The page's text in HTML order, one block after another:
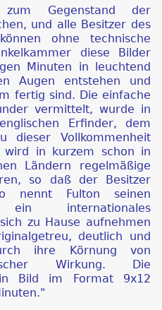
Gegenstand der
und alle Besitzer des
ohne technische
diese Bilder
Minuten in leuchtend
Augen entstehen und
fertig sind. Die einfache
vermittelt, wurde in
Erfinder, dem
dieser Vollkommenheit
wird in kurzem schon in
Ländern regelmäßige
so daß der Besitzer
nennt Fulton seinen
internationales
zu Hause aufnehmen
deutlich und
ihre Körnung von
Wirkung. Die
Bild im Format 9x12